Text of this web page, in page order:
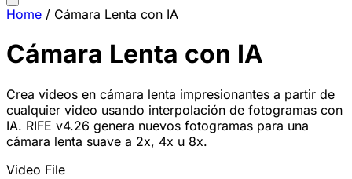
Home / Cámara Lenta con IA
Cámara Lenta con IA
Crea videos en cámara lenta impresionantes a partir de
cualquier video usando interpolación de fotogramas con
IA. RIFE v4.26 genera nuevos fotogramas para una
cámara lenta suave a 2x, 4x u 8x.
Video File